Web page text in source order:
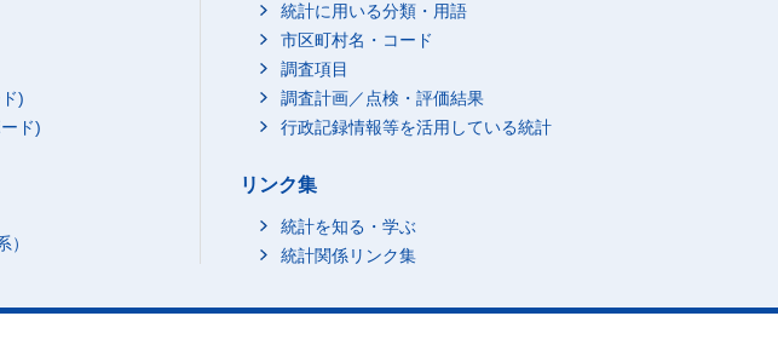
)
ド)
）
統計に用いる分類・用語
市区町村名・コード
調査項目
調査計画／点検・評価結果
行政記録情報等を活用している統計
リンク集
統計を知る・学ぶ
統計関係リンク集